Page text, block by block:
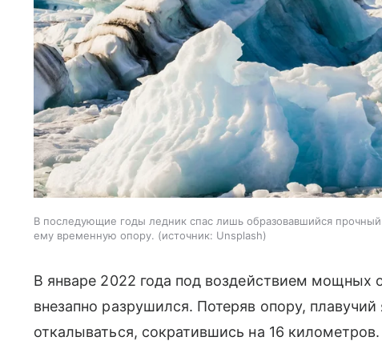
В последующие годы ледник спас лишь образовавшийся
ему временную опору.
источник: Unsplash
В январе 2022 года под воздействием мощных
внезапно разрушился. Потеряв опору,
откалываться, сократившись на 16